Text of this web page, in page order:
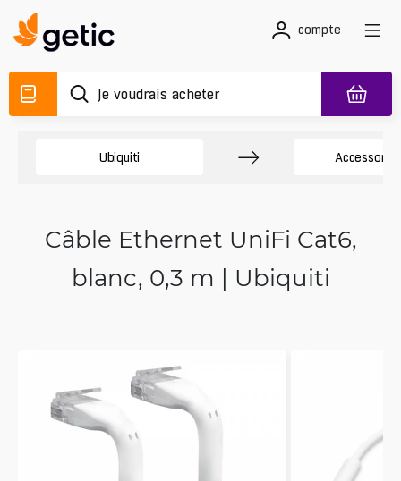
compte
Ubiquiti Accessory
Câble Ethernet UniFi Cat6,
blanc, 0,3 m | Ubiquiti